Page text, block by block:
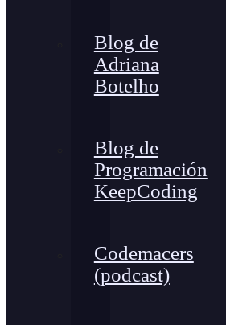
Blog de
Adriana
Botelho
Blog de
Programación
KeepCoding
Codemacers
(podcast)